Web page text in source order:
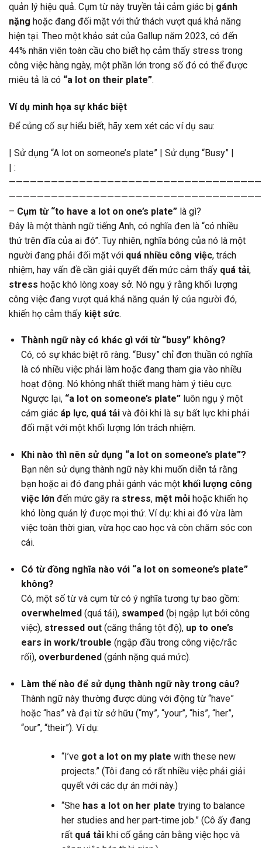
quản lý hiệu quả. Cụm từ này truyền tải cảm giác bị gánh
nặng hoặc đang đối mặt với thử thách vượt quá khả năng
hiện tại. Theo một khảo sát của Gallup năm 2023, có đến
44% nhân viên toàn cầu cho biết họ cảm thấy stress trong
công việc hàng ngày, một phần lớn trong số đó có thể được
miêu tả là có “a lot on their plate”.
Ví dụ minh họa sự khác biệt
Để củng cố sự hiểu biết, hãy xem xét các ví dụ sau:
| Sử dụng “A lot on someone’s plate” | Sử dụng “Busy” |
| :—————————————————————————————————————————————————————————————————————————————————————————————————————————————————————————————————————————————————————————————————————————————————————————————————————————————————————————————————————————————————————————————————————————————————————————————————————————————————————————————————————————————————————————————————————————————————————————————————————————————————————————————————————————————————————————————————————————————————————————————————————————————————————————————————————————————————————————————————————————————————————————————————————————————————————————————————————————————————————————————————————————————————————————————————————————————————————————————————————————————————————————————————————————————————————————————————————————————————————————————————————————————————————————————————————————————————————————————————————————————————————————————————————————————————————————————————————————————————————————————————————————————————————————————————————————————————————————————————————————————————————————————————————————————————————————————————————————————————————————————————————————————————————————————————————————————————————————————————————————————————————————————————————————————————————————————————————————————————————————————————————————————————————————————————————————————————————————————————————————————————————————————————————————————————————————————————————————————————————————————————————————————————————————————————————————————————————————————————————————————————————————————————————————————————————————————————————————————————————————————————————————————————————————————————————————————————————————————————————————————————————————————————————————————————————————————————————————————————————————————————————————————————————————————————————————————————————————————————————————————————————————————————————————————————————————————————————————————————————————————————————————————————————————————————————————————————————————————————————————————————————————————————————————————————————————————————————————————————————————————————————————————————————————————————————————————————————————————————————————————————————————————————————————————————————————————————————————————————————————————————————————————————————————————————————————————————————————————————————————————————————————————————————————————————————————————————————————————————————————————————————————————————————————————————————————————————————————————————————————————————————————————————————————————————————————————————————————————————————————————————————————————————————————————————————————————————————————————————————————————————————————————————————————————————————————————————————————————————————————————————————————————————————————————————————————————————————————————————————————————————————————————————————————————————————————————————————————————————————————————————————————————————————————————————————————————————————————————————————————————————————————————————————————————————————————————————————————————————————————————————————————————————————————————————————————————————————————————————————————————————————————————————————————————————————————————————————————————————————————————————————————————————————————————————————————————————————————————————————————————————————————————————————————————————————————————————————————————————————————————————————————————————————————————————————————————————————————————————————————————————————————————————————————————————————————————————————————————————————————————————————————————————————————————————————————————————————————————————————————————————————————————————————————————————————————————————————————————————————————————————————————————————————————————————————————————————————————————————————————————————————————————————————————————————————————————————————————————————————————————————————————————————————————————————————————————————————————————————————————————————————————————————————————————————————————————————————————————————————————————————————————————————————————————————————————————————————————————————————————————————————————————————————————————————————————————————————————————————————————————————————————————————————————————————————————————————————————————————————————————————————————————————————————————————————————————————————————————————————————————————————————————————————————————————————————————————————————————————————————————————————————————————————————————————————————————————————————————————————————————————————————————————————————————————————————————————————————————————————————————————————————————————————————————————————————————————————————————————————————————————————————————————————————————————————————————————————————————————————————————————————————————————————————————————————————————————————————————————————————————————————————————————————————————————————————————————————————————————————————————————————————————————————————————————————————————————————————————————————————————————————————————————————————————————————————————————————————————————————————————————————————————————————————————————————————————————————————————————————————————————————————————————————————————————————————————————————————————————————————————————————————————————————————————————————————————————————————————————————————————————————————————————————————————————————————————————————————————————————————————————————————————————————————————————————————————————————————————————————————————————————————————————————————————————————————————————————————————————————————————————————————————————————————————————————————————————————————————————————————————————————————————————————————————————————————————————————————————————————————————————————————————————————————————————————————————————————————————————————————————————————————————————————————————————————————————————————————————————————————————————————————————————————————————————————————————————————————————————————————————————————————————————————————————————————————————————————————————————————————————————————————————————————————————————————————————————————————————————————————————————————————————————————————————————————————————————————————————————————————————————————————————————————————————————————————————————————————————————————————————————————————————————————————————————————————————————————————————————————————————————————————————————————————————————————————————————————————————————————————————————————————————————————————————————————————————————————————————————————————————————————————————————————————————————————————————————————————————————————————————————————————————————————————————————————————————————————————————————————————————————————————————————————————————————————————————————————————————————————————————————————————————————————————————————————————————————————————————————————————————————————————————————————————————————————————————————————————————————————————————————————————————————————————————————————————————————————————————————————————————————————————————————————————————————————————————————————————————————————————————————————————————————————————————————————————————————————————————————————————————————————————————————————————————————————————————————————————————————————————————————————————————————————————————————————————————————————————————————————————————————————————————————————————————————————————————————————————————————————————————————————————————————————————————————————————————————————————————————————————————————————————————————————————————————————————————————————————————————————————————————————————————————————————————————————————————————————————————————————————————————————————————————————————————————————————————————————————————————————————————————————————————————————————————————————————————————————————————————————————————————————————————————————————————————————————————————————————————————————————————————————————————————————————————————————————————————————————————————————————————————————————————————————————————————————————————————————————————————————————————————————————————————————————————————————————————————————————————————————————————————————————————————————————————————————————————————————————————————————————————————————————————————————————————————————————————————————————————————————————————————————————————————————————————————————————————————————————————————————————————————————————————————————————————————————————————————————————————————————————————————————————————————————————————————————————————————————————————————————————————————————————————————————————————————————————————————————————————————————————————————————————————————————————————————————————————————————————————————————————————————————————————————————————————————————————————————————————————————————————————————————————————————————————————————————————————————————————————————————————————————————————————————————————————————————————————————————————————————————————————————————————————————————————————————————————————————————————————————————————————————————————————————————————————————————————————————————————————————————————————————————————————————————————————————————————————————————————————————————————————————————————————————————————————————————————————————————————————————————————————————————————————————————————————————————————————————————————————————————————————————————————————————————————————————————————————————————————————————————————————————————————————————————————————————————————————————————————————————————————————————————————————————————————————————————————————————————————————————————————————————————————————————————————————————————————————————————————————————————- ———————————————————————————————————————————————————————————————————————————————————————————————————————————————————————————————————————————————————————————————————————————————————————————————————————————————————————————————————————————————————————————
Cụm từ “to have a lot on one’s plate” là gì?
Đây là một thành ngữ tiếng Anh, có nghĩa đen là “có nhiều
thứ trên đĩa của ai đó”. Tuy nhiên, nghĩa bóng của nó là một
người đang phải đối mặt với quá nhiều công việc, trách
nhiệm, hay vấn đề cần giải quyết đến mức cảm thấy quá tải,
stress hoặc khó lòng xoay sở. Nó ngụ ý rằng khối lượng
công việc đang vượt quá khả năng quản lý của người đó,
khiến họ cảm thấy kiệt sức.
Thành ngữ này có khác gì với từ “busy” không?
Có, có sự khác biệt rõ ràng. “Busy” chỉ đơn thuần có nghĩa
là có nhiều việc phải làm hoặc đang tham gia vào nhiều
hoạt động. Nó không nhất thiết mang hàm ý tiêu cực.
Ngược lại, “a lot on someone’s plate”luôn ngụ ý một
cảm giác áp lực, quá tảivà đôi khi là sự bất lực khi phải
đối mặt với một khối lượng lớn trách nhiệm.
Khi nào thì nên sử dụng “a lot on someone’s plate”?
Bạn nên sử dụng thành ngữ này khi muốn diễn tả rằng
bạn hoặc ai đó đang phải gánh vác một khối lượng công
việc lớnđến mức gây ra stress, mệt mỏihoặc khiến họ
khó lòng quản lý được mọi thứ. Ví dụ: khi ai đó vừa làm
việc toàn thời gian, vừa học cao học và còn chăm sóc con
cái.
Có từ đồng nghĩa nào với “a lot on someone’s plate”
không?
Có, một số từ và cụm từ có ý nghĩa tương tự bao gồm:
overwhelmed(quá tải), swamped(bị ngập lụt bởi công
việc), stressed out(căng thẳng tột độ), up to one’s
ears in work/trouble (ngập đầu trong công việc/rắc
rối), overburdened(gánh nặng quá mức).
Làm thế nào để sử dụng thành ngữ này trong câu?
Thành ngữ này thường được dùng với động từ “have”
hoặc “has” và đại từ sở hữu (“my”, “your”, “his”, “her”,
“our”, “their”). Ví dụ:
“I’ve got a lot on my plate with these new
projects.” (Tôi đang có rất nhiều việc phải giải
quyết với các dự án mới này.)
“She has a lot on her plate trying to balance
her studies and her part-time job.” (Cô ấy đang
rất quá tảikhi cố gắng cân bằng việc học và